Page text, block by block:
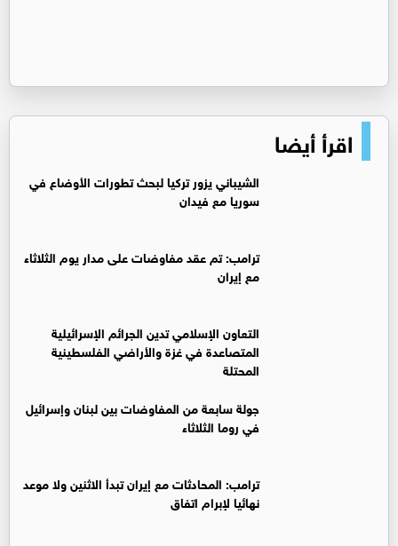
اقرأ أيضا
‏الشيباني يزور تركيا لبحث تطورات الأوضاع في
سوريا مع فيدان
ترامب: تم عقد مفاوضات على مدار يوم الثلاثاء
مع إيران
التعاون الإسلامي تدين الجرائم الإسرائيلية
المتصاعدة في غزة والأراضي الفلسطينية
المحتلة
جولة سابعة من المفاوضات بين لبنان وإسرائيل
في روما الثلاثاء
ترامب: المحادثات مع إيران تبدأ الاثنين ولا موعد
نهائيا لإبرام اتفاق